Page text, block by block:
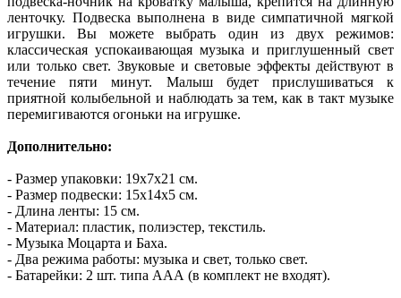
ленточку. Подвеска выполнена в виде симпатичной мягкой
игрушки. Вы можете выбрать один из двух режимов:
классическая успокаивающая музыка и приглушенный свет
или только свет. Звуковые и световые эффекты действуют в
течение пяти минут. Малыш будет прислушиваться к
приятной колыбельной и наблюдать за тем, как в такт музыке
перемигиваются огоньки на игрушке.
Дополнительно:
- Размер упаковки: 19х7х21 см.
- Размер подвески: 15х14x5 см.
- Длина ленты: 15 см.
- Материал: пластик, полиэстер, текстиль.
- Музыка Моцарта и Баха.
- Два режима работы: музыка и свет, только свет.
- Батарейки: 2 шт. типа ААА (в комплект не входят).